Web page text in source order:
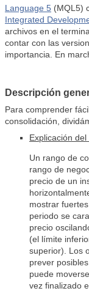
Language 5 (MQL5)
Integrated
archivos en el
contar con las
importancia. En
Descripción
Para comprender
consolidación,
Explicación
Un rango de
rango de
precio de un
mostrar
periodo se
precio
(el límite
superior). Los
prever
puede
vez finalizado